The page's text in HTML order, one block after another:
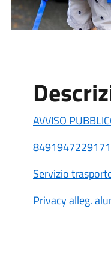
AVVISO
Servizio
Privacy alleg.